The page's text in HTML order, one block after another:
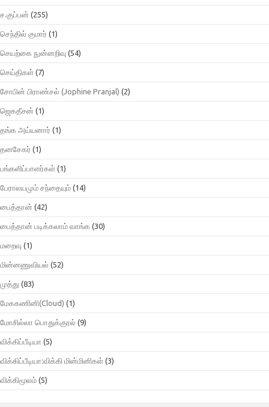
ச.குப்பன் (255)
செந்தில் குமார் (1)
செயற்கை நுன்னறிவு (54)
செய்திகள் (7)
சோபின் பிராண்சல் (Jophine Pranjal) (2)
ஜெகதீசன் (1)
தங்க அய்யனார் (1)
தனசேகர் (1)
பங்களிப்பாளர்கள் (1)
பேராலயமும் சந்தையும் (14)
பைத்தான் (42)
பைத்தான் படிக்கலாம் வாங்க (30)
மறைவு (1)
மின்னணுவியல் (52)
முத்து (83)
மேககணினி(Cloud) (1)
மோசில்லா பொதுக்குரல் (9)
விக்கிப்பீடியா (5)
விக்கிப்பீடியா:விக்கி மின்மினிகள் (3)
விக்கிமூலம் (5)